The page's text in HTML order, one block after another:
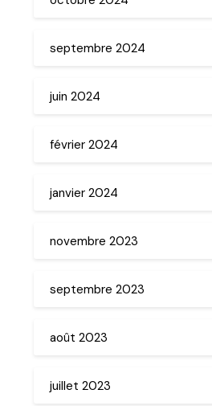
septembre 2024
juin 2024
février 2024
janvier 2024
novembre 2023
septembre 2023
août 2023
juillet 2023